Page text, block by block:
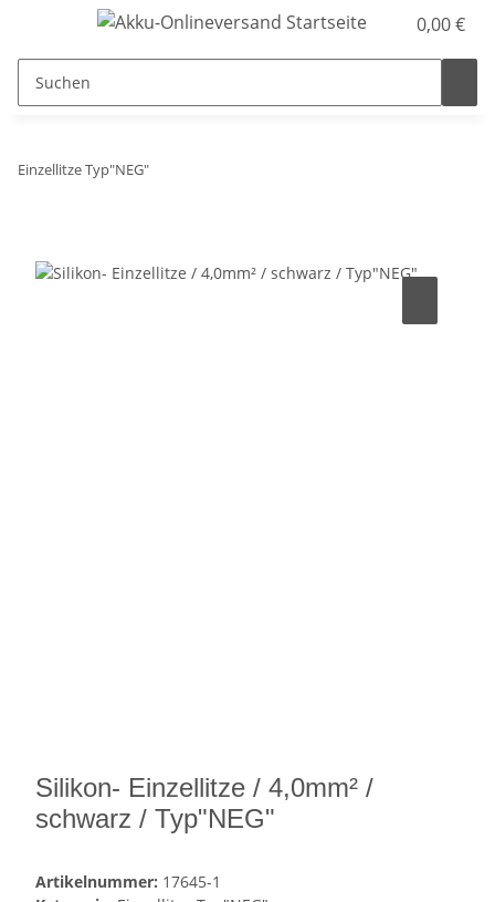
0,00 €
Einzellitze Typ"NEG"
Silikon- Einzellitze / 4,0mm² /
schwarz / Typ"NEG"
Artikelnummer: 17645-1